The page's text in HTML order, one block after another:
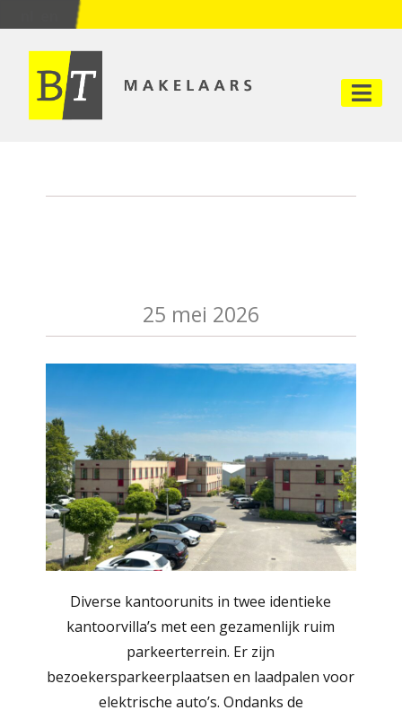
Log in
Don't have an account?
your account,it takes less than a
Gebruikersnaam
Wachtwoord
25 mei 2026
Diverse kantoorunits in twee identieke
kantoorvilla’s met een gezamenlijk ruim
parkeerterrein. Er zijn
bezoekersparkeerplaatsen en laadpalen voor
elektrische auto’s. Ondanks de